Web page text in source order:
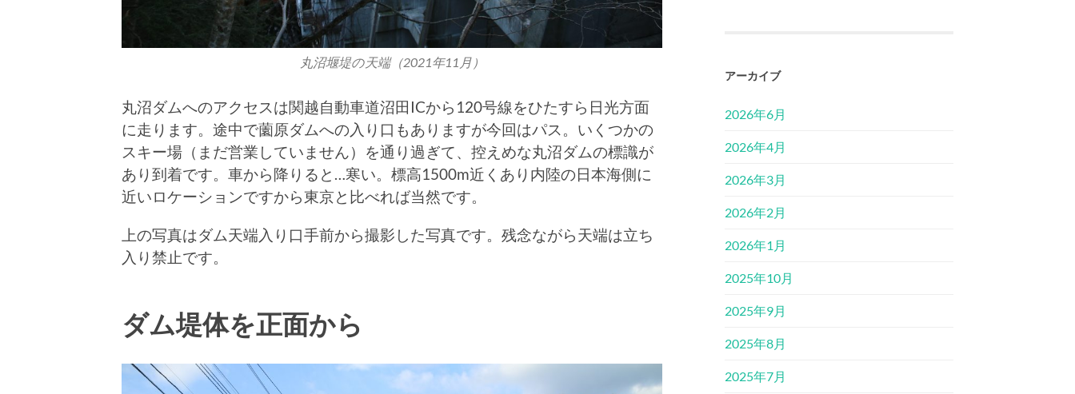
丸沼堰堤の天端（2021年11月）
丸沼ダムへのアクセスは関越自動車道沼田ICから120号線をひたすら日光方面
に走ります。途中で薗原ダムへの入り口もありますが今回はパス。いくつかの
スキー場（まだ営業していません）を通り過ぎて、控えめな丸沼ダムの標識が
あり到着です。車から降りると…寒い。標高1500m近くあり内陸の日本海側に
近いロケーションですから東京と比べれば当然です。
上の写真はダム天端入り口手前から撮影した写真です。残念ながら天端は立ち
入り禁止です。
ダム堤体を正面から
アーカイブ
2026年6月
2026年4月
2026年3月
2026年2月
2026年1月
2025年10月
2025年9月
2025年8月
2025年7月